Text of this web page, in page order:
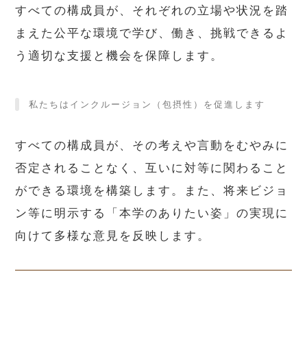
すべての構成員が、それぞれの立場や状況を踏
まえた公平な環境で学び、働き、挑戦できるよ
う適切な支援と機会を保障します。
私たちはインクルージョン（包摂性）を促進します
すべての構成員が、その考えや言動をむやみに
否定されることなく、互いに対等に関わること
ができる環境を構築します。また、将来ビジョ
ン等に明示する「本学のありたい姿」の実現に
向けて多様な意見を反映します。